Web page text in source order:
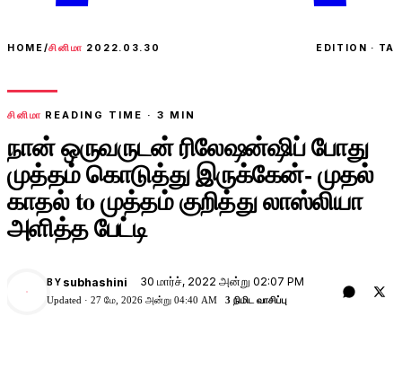
HOME/சினிமா 2022.03.30 EDITION · TA
சினிமா READING TIME · 3 MIN
நான் ஒருவருடன் ரிலேஷன்ஷிப் போது
முத்தம் கொடுத்து இருக்கேன்- முதல்
காதல் to முத்தம் குறித்து லாஸ்லியா
அளித்த பேட்டி
BY subhashini 30 மார்ச், 2022 அன்று 02:07 PM
Updated · 27 மே, 2026 அன்று 04:40 AM 3 நிமிட வாசிப்பு